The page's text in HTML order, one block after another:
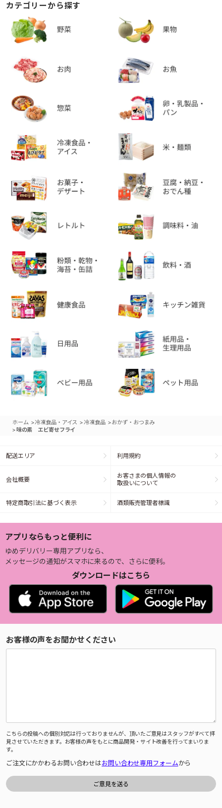
カテゴリーから探す
ホーム >冷凍食品・アイス > 冷凍食品 >おかず・おつまみ
> 味の素 エビ寄せフライ
配送エリア 利用規約
会社概要
お客さまの個人情報の
取扱いについて
特定商取引法に基づく表示 酒類販売管理者標識
アプリならもっと便利に
ゆめデリバリー専用アプリなら、
メッセージの通知がスマホに来るので、さらに便利。
ダウンロードはこちら
お客様の声をお聞かせください
こちらの投稿への個別対応は行っておりませんが、頂いたご意見はスタッフがすべて拝
見させていただきます。お客様の声をもとに商品開発・サイト改善を行ってまいりま
す。
ご注文にかかわるお問い合わせはお問い合わせ専用フォームから